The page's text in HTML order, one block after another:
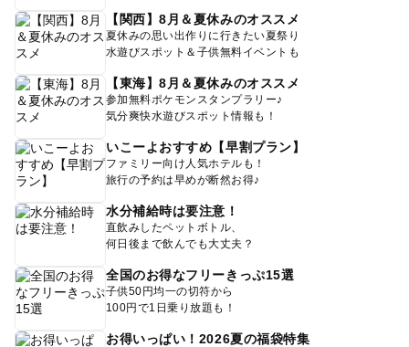
【関西】8月＆夏休みのオススメ
夏休みの思い出作りに行きたい夏祭り
水遊びスポット＆子供無料イベントも
【東海】8月＆夏休みのオススメ
参加無料ポケモンスタンプラリー♪
気分爽快水遊びスポット情報も！
いこーよおすすめ【早割プラン】
ファミリー向け人気ホテルも！
旅行の予約は早めが断然お得♪
水分補給時は要注意！
直飲みしたペットボトル、
何日後まで飲んでも大丈夫？
全国のお得なフリーきっぷ15選
子供50円均一の切符から
100円で1日乗り放題も！
お得いっぱい！2026夏の福袋特集